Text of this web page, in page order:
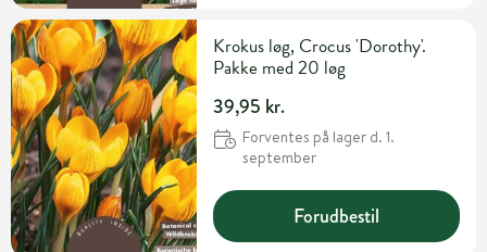
Krokus løg, Crocus 'Dorothy'.
Pakke med 20 løg
39,95 kr.
Forventes på lager d. 1.
september
Forudbestil